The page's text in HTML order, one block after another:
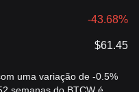
-43.68%
$61.45
uma variação de -0.5%